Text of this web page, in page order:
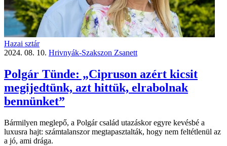
Hazai sztár
2024. 08. 10. Hrivnyák-Szakszon Zsanett
Polgár Tünde: „Cipruson azért kicsit
megijedtünk, azt hittük, elrabolnak
bennünket”
Bármilyen meglepő, a Polgár család utazáskor egyre kevésbé a
luxusra hajt: számtalanszor megtapasztalták, hogy nem feltétlenül az
a jó, ami drága.